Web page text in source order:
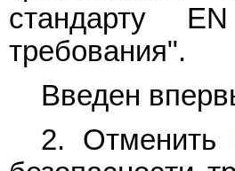
стандарту
требования".
Введен
2. Отменить